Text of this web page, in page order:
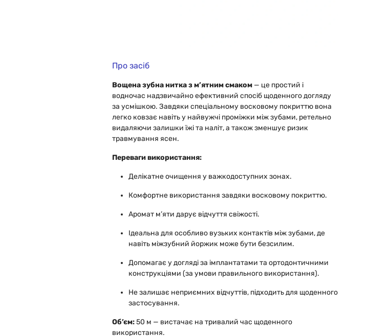
Про засіб
Вощена зубна нитка з м’ятним смаком— це простий і
водночас надзвичайно ефективний спосіб щоденного догляду
за усмішкою. Завдяки спеціальному восковому покриттю вона
легко ковзає навіть у найвужчі проміжки між зубами, ретельно
видаляючи залишки їжі та наліт, а також зменшує ризик
травмування ясен.
Переваги використання:
Делікатне очищення у важкодоступних зонах.
Комфортне використання завдяки восковому покриттю.
Аромат м’яти дарує відчуття свіжості.
Ідеальна для особливо вузьких контактів між зубами, де
навіть міжзубний йоржик може бути безсилим.
Допомагає у догляді за імплантатами та ортодонтичними
конструкціями (за умови правильного використання).
Не залишає неприємних відчуттів, підходить для щоденного
застосування.
Об’єм:50 м — вистачає на тривалий час щоденного
використання.